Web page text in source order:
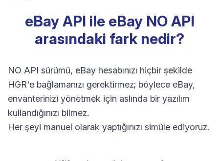
eBay API ile eBay NO API
arasındaki fark nedir?
NO API sürümü, eBay hesabınızı hiçbir şekilde
HGR'e bağlamanızı gerektirmez; böylece eBay,
envanterinizi yönetmek için aslında bir yazılım
kullandığınızı bilmez.
Her şeyi manuel olarak yaptığınızı simüle ediyoruz.